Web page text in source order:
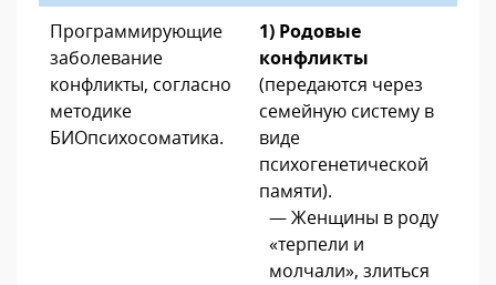
Программирующие
заболевание
конфликты, согласно
методике
БИОпсихосоматика.
1) Родовые
конфликты
(передаются через
семейную систему в
виде
психогенетической
памяти).
— Женщины в роду
«терпели и
молчали», злиться